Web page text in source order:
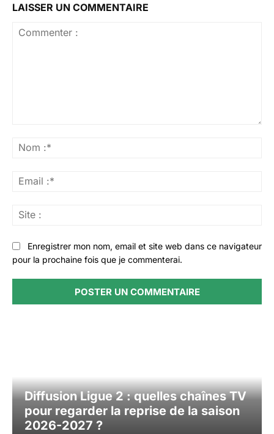
LAISSER UN COMMENTAIRE
Enregistrer mon nom, email et site web dans ce navigateur
pour la prochaine fois que je commenterai.
Diffusion Ligue 2 : quelles chaînes TV
pour regarder la reprise de la saison
2026-2027 ?